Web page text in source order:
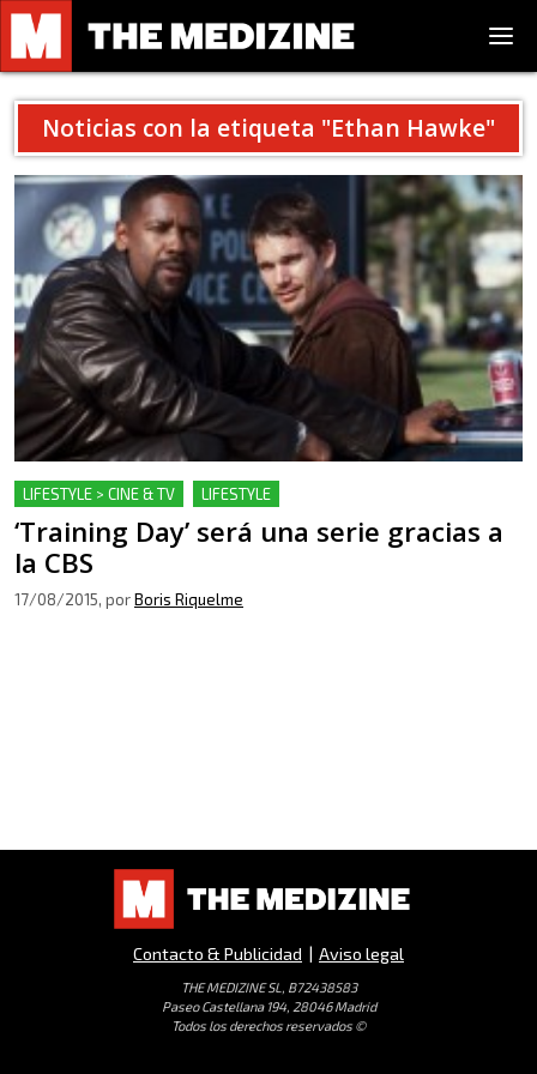
Noticias con la etiqueta "Ethan Hawke"
LIFESTYLE > CINE & TV LIFESTYLE
‘Training Day’ será una serie gracias a
la CBS
17/08/2015, porBoris Riquelme
Contacto & Publicidad | Aviso legal
THE MEDIZINE SL, B72438583
Paseo Castellana 194, 28046 Madrid
Todos los derechos reservados ©